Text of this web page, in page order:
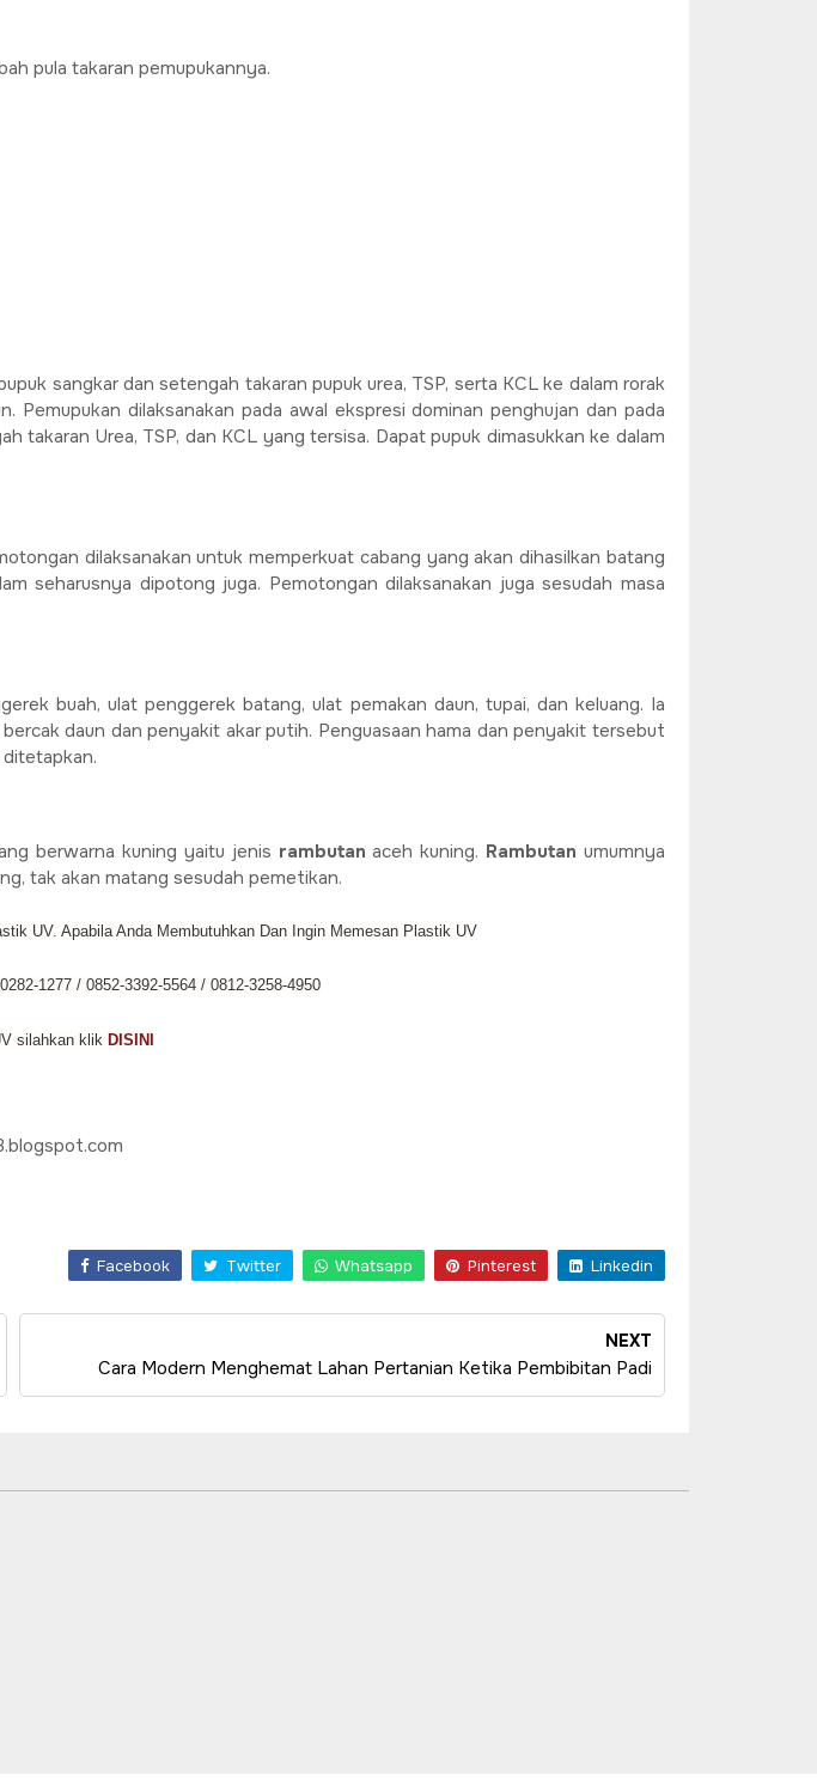
pula takaran pemupukannya.
sangkar dan setengah takaran pupuk urea, TSP, serta KCL ke dalam rorak
dilaksanakan pada awal ekspresi dominan penghujan dan pada
takaran Urea, TSP, dan KCL yang tersisa. Dapat pupuk dimasukkan ke dalam
dilaksanakan untuk memperkuat cabang yang akan dihasilkan batang
seharusnya dipotong juga. Pemotongan dilaksanakan juga sesudah masa
buah, ulat penggerek batang, ulat pemakan daun, tupai, dan keluang. Ia
daun dan penyakit akar putih. Penguasaan hama dan penyakit tersebut
berwarna kuning yaitu jenis rambutanaceh kuning. Rambutanumumnya
tak akan matang sesudah pemetikan.
UV. Apabila Anda Membutuhkan Dan Ingin Memesan Plastik UV
1277 / 0852-3392-5564 / 0812-3258-4950
silahkan klik DISINI
Facebook Twitter Whatsapp Pinterest Linkedin
NEXT
Cara Modern Menghemat Lahan Pertanian Ketika Pembibitan Padi